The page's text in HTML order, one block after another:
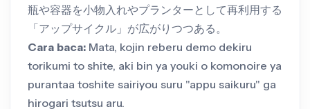
瓶や容器を小物入れやプランターとして再利用する
「アップサイクル」が広がりつつある。
Cara baca: Mata, kojin reberu demo dekiru
torikumi to shite, aki bin ya youki o komonoire ya
purantaa toshite sairiyou suru "appu saikuru" ga
hirogari tsutsu aru.